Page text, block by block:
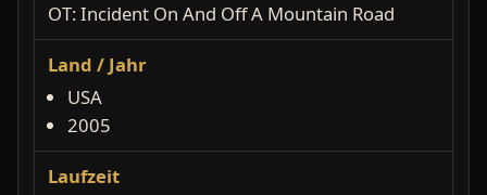
OT: Incident On And Off A Mountain Road
Land / Jahr
USA
2005
Laufzeit